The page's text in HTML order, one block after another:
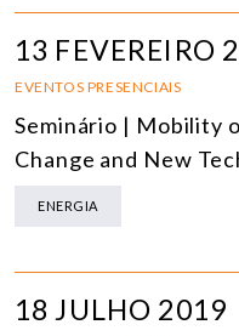
13 FEVEREIRO
EVENTOS PRESENCIAIS
Seminário | Mobility
Change and New
ENERGIA
18 JULHO 2019